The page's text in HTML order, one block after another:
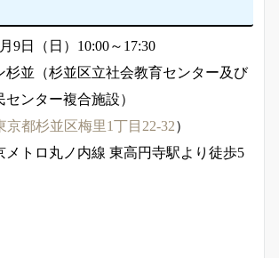
9日（日）10:00～17:30
杉並（杉並区立社会教育センター及び
ンター複合施設）
京都杉並区梅里1丁目22-32）
メトロ丸ノ内線 東高円寺駅より徒歩5